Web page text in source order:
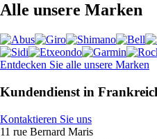
Alle unsere Marken
Entdecken Sie alle unsere Marken
Kundendienst in
Kontaktieren Sie uns
11 rue Bernard Maris